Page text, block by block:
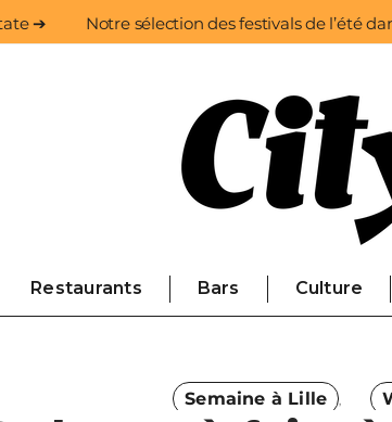
➔ Notre sélection des festivals de l’été
Restaurants Bars Culture
Semaine à Lille